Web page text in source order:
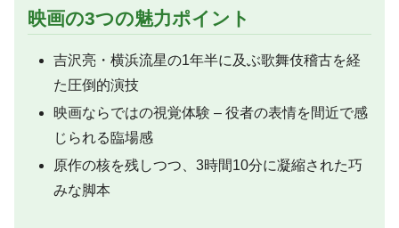
映画の3つの魅力ポイント
吉沢亮・横浜流星の1年半に及ぶ歌舞伎稽古を経
た圧倒的演技
映画ならではの視覚体験 – 役者の表情を間近で感
じられる臨場感
原作の核を残しつつ、3時間10分に凝縮された巧
みな脚本